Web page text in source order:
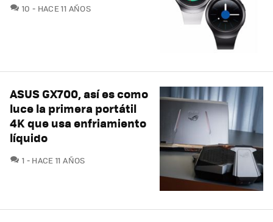
10 COMENTARIOS
HACE 11 AÑOS
ASUS GX700, así es como
luce la primera portátil
4K que usa enfriamiento
líquido
1 COMENTARIOS
HACE 11 AÑOS